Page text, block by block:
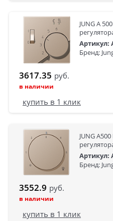
JUNG A
Артикул:
Бренд:
3617.35 руб.
в наличии
купить в 1 клик
JUNG
Артикул:
Бренд:
3552.9 руб.
в наличии
купить в 1 клик